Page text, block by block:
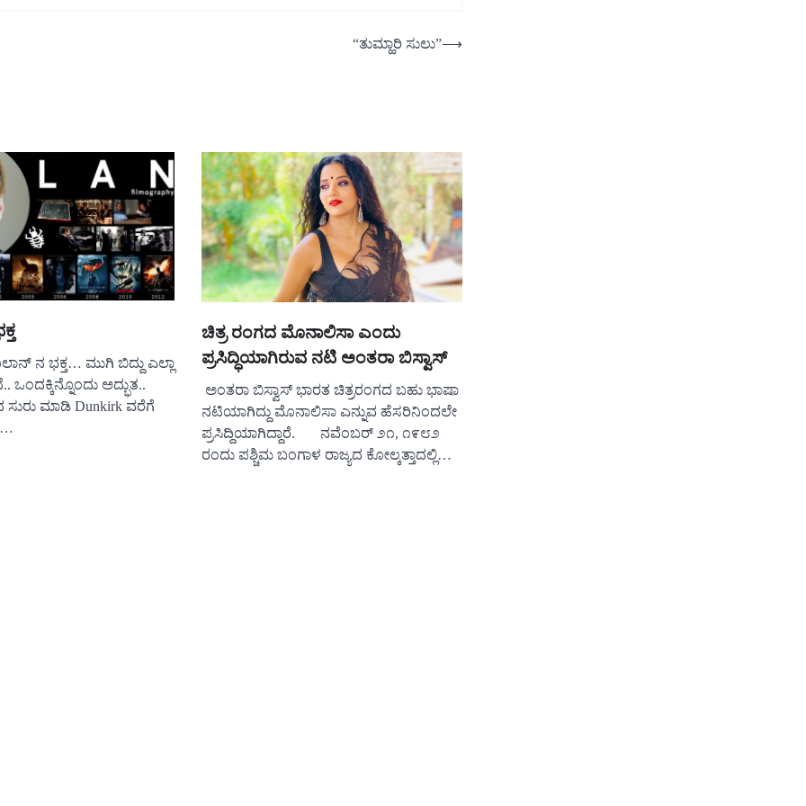
“ತುಮ್ಹಾರಿ ಸುಲು”⟶
ನ‌‌ ಭಕ್ತ… ಮುಗಿ ಬಿದ್ದು ಎಲ್ಲಾ
ಅದ್ಭುತ..
ಮಾಡಿ Dunkirk ವರೆಗೆ
ಚಿತ್ರ ರಂಗದ ಮೊನಾಲಿಸಾ ಎಂದು
ಪ್ರಸಿದ್ಧಿಯಾಗಿರುವ ನಟಿ ಅಂತರಾ ಬಿಸ್ವಾಸ್
ಅಂತರಾ ಬಿಸ್ವಾಸ್ ಭಾರತ ಚಿತ್ರರಂಗದ ಬಹು ಭಾಷಾ
ನಟಿಯಾಗಿದ್ದು ಮೊನಾಲಿಸಾ ಎನ್ನುವ ಹೆಸರಿನಿಂದಲೇ
ಪ್ರಸಿದ್ದಿಯಾಗಿದ್ದಾರೆ. ನವೆಂಬರ್ ೨೧, ೧೯೮೨
ರಂದು ಪಶ್ಚಿಮ ಬಂಗಾಳ ರಾಜ್ಯದ ಕೋಲ್ಕತ್ತಾದಲ್ಲಿ…